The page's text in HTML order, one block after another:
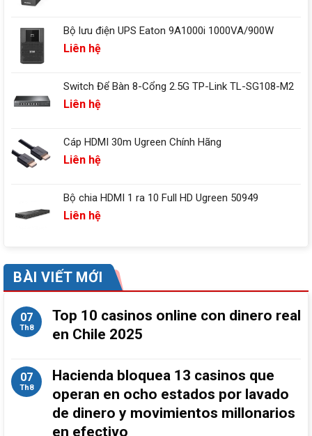
Bộ lưu điện UPS Eaton 9A1000i 1000VA/900W
Liên hệ
Switch Để Bàn 8-Cổng 2.5G TP-Link TL-SG108-M2
Liên hệ
Cáp HDMI 30m Ugreen Chính Hãng
Liên hệ
Bộ chia HDMI 1 ra 10 Full HD Ugreen 50949
Liên hệ
BÀI VIẾT MỚI
07
Th8
Top 10 casinos online con dinero real
en Chile 2025
07
Th8
Hacienda bloquea 13 casinos que
operan en ocho estados por lavado
de dinero y movimientos millonarios
en efectivo